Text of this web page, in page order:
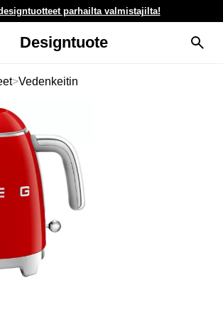
parhailta valmistajilta!
Designtuote
>Vedenkeitin